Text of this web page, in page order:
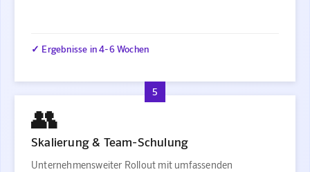
✓ Ergebnisse in 4-6 Wochen
5
👥
Skalierung & Team-Schulung
Unternehmensweiter Rollout mit umfassenden